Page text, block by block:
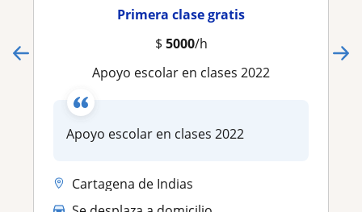
Primera clase gratis
$ 5000/h
Apoyo escolar en clases 2022
Apoyo escolar en clases 2022
Cartagena de Indias